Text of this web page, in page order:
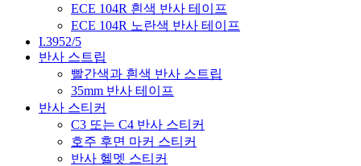
ECE 104R 흰색 반사 테이프
ECE 104R 노란색 반사 테이프
I.3952/5
반사 스트립
빨간색과 흰색 반사 스트립
35mm 반사 테이프
반사 스티커
C3 또는 C4 반사 스티커
호주 후면 마커 스티커
반사 헬멧 스티커